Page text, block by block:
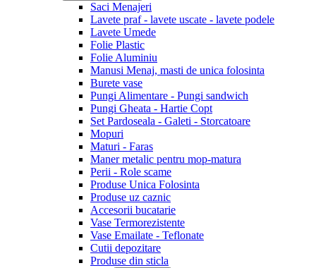
Saci Menajeri
Lavete praf - lavete uscate - lavete podele
Lavete Umede
Folie Plastic
Folie Aluminiu
Manusi Menaj, masti de unica folosinta
Burete vase
Pungi Alimentare - Pungi sandwich
Pungi Gheata - Hartie Copt
Set Pardoseala - Galeti - Storcatoare
Mopuri
Maturi - Faras
Maner metalic pentru mop-matura
Perii - Role scame
Produse Unica Folosinta
Produse uz caznic
Accesorii bucatarie
Vase Termorezistente
Vase Emailate - Teflonate
Cutii depozitare
Produse din sticla